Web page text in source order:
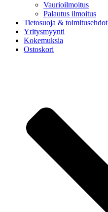
Vaurioilmoitus
Palautus ilmoitus
Tietosuoja & toimitusehdot
Yritysmyynti
Kokemuksia
Ostoskori